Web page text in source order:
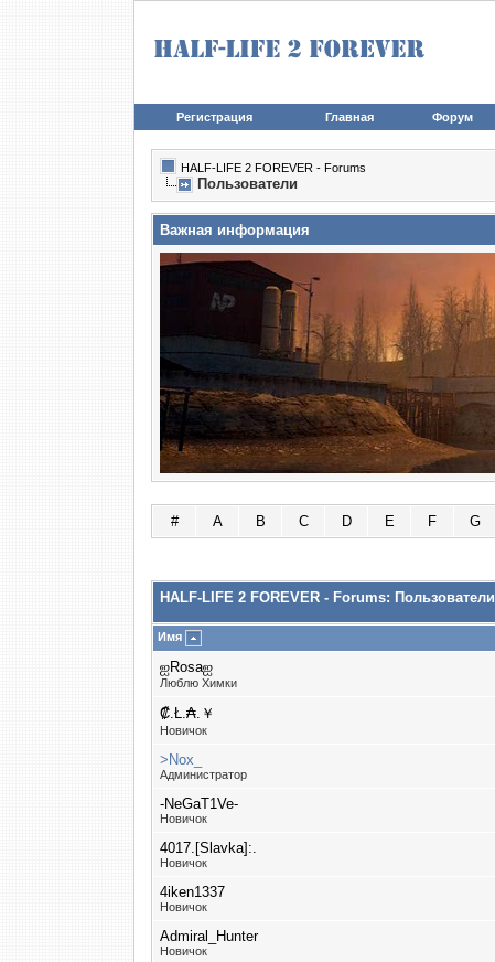
Регистрация Главная Форум
HALF-LIFE 2 FOREVER - Forums
Пользователи
Важная информация
# A B C D E F G
HALF-LIFE 2 FOREVER - Forums: Пользователи
Имя
ஐRosaஐ
Люблю Химки
₡.Ł.₳.￥
Новичок
>Nox_
Администратор
-NeGaT1Ve-
Новичок
4017.[Slavka]:.
Новичок
4iken1337
Новичок
Admiral_Hunter
Новичок